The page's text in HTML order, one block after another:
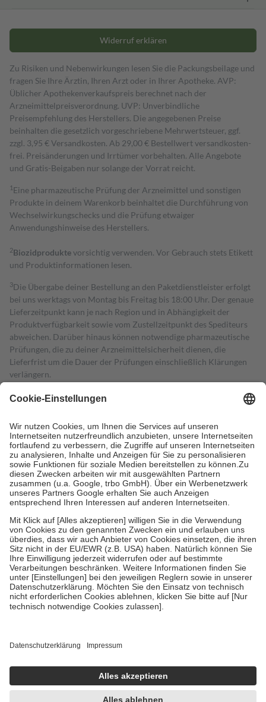
Widerruf erklären
Zu Risiken und Nebenwirkungen lesen Sie die Packungsbeilage und
fragen Sie Ihre Ärztin, Ihren Arzt oder in Ihrer Apotheke. AVP:
Üblicher Apothekenverkaufspreis berechnet nach der
Arzneimittelpreisverordnung. UVP: Unverbindliche
Preisempfehlung des Herstellers. Die angegebenen Preise
beinhalten die gesetzlich vorgeschriebene Mehrwertsteuer, ggf.
zzgl. 3,95 € Versandkosten. Ab 29,00 € Bestell­wert versand­kosten­
frei. Preisänderungen und Irrtümer vorbehalten. Alle Angebote
und Gratis-Beigaben nur solange der Vorrat reicht.
1 Eine pharmazeutische Prüfung der Arzneimittel und sonstigen
Produkte in deinem Warenkorb beinhaltet die Durchführung von
Wechselwirkungschecks und die Prüfung etwaiger
Anwendungshinweise des Herstellers.
2Biozidproduktevorsichtig verwenden. Vor Gebrauch stets Etikett
und Produktinformationen lesen.
3Die Übergabe deiner Bestellung an den Paketdienstleister erfolgt
bei uns werktags von Montag bis Freitag bis 18:00 Uhr. Der genaue
Lieferzeitpunkt kann je nach Region und in Abhängigkeit der
Produktverfügbarkeit sowie vom Zustellzeitpunkt des Spediteurs
abweichen. Darüber hinaus können notwendige pharmazeutische
Prüfungen, die zu deiner Arzneimittelsicherheit dienen, die
Lieferfrist um die Dauer der Prüfungen einschließlich Klärungen
verlängern.
4Für verschreibungspflichtige Medikamente stellt der Arzt ein
gesetzliche Krankenversicherung übernimmt in der Regel die
Kosten dafür, der Versicherte trägt einen Teil davon als Zuzahlung
mit.
Grundsätzlich leisten Mitglieder Zuzahlungen in Höhe von zehn
Prozent des Abgabepreises,mindestensjedochfünf Euro
höchstens zehn Euro.Es sind jedoch nie mehr als die tatsächlichen
Kosten der Leistung zu entrichten.
Diese Regeln gelten grundsätzlich auch für Online-Apotheken.
Bei Heilmitteln und häuslicher Krankenpflege beträgt die
Zuzahlung zehn Prozent der Kosten sowie zehn Euro je
Verordnung.
Um das Engagement der Versicherten für ihre eigene Gesundheit zu
stärken und die besondere Stellung der Familie zu unterstützen,
fallenkeine Zuzahlungenan bei:
• Kindern und Jugendlichen bis zum vollendeten 18. Lebensjahr
mit Ausnahme der Fahrkosten
• empfohlenen Schutzimpfungen
Wir nutzen Trusted Shops als unabhängigen Dienstleister für die
Einholung von Bewertungen. Trusted Shops hat Maßnahmen